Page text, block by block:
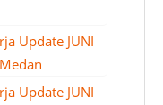
Update JUNI
Update JUNI